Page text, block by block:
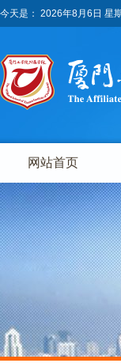
今天是： 2026年8月6日 星
网站首页